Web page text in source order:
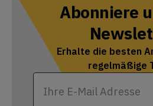
Abonniere
Erhalte die besten
regelmäßige